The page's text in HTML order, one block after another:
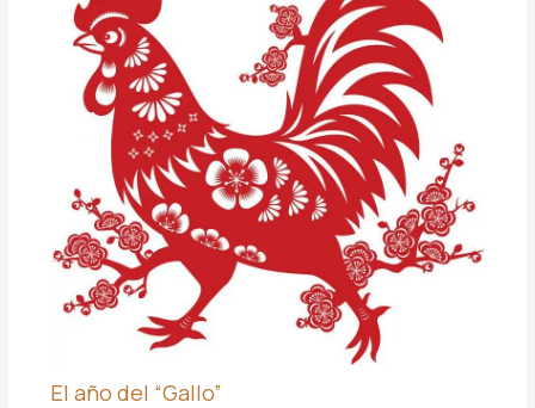
El año del “Gallo”